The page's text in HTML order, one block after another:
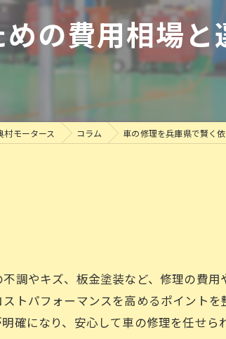
メンテナンス
修理
販売
の費用相場
モータース コラム 車の修理を兵庫県で賢く
調やキズ、板金塗装など、修理の費用
トパフォーマンスを高めるポイント
になり、安心して車の修理を任せら